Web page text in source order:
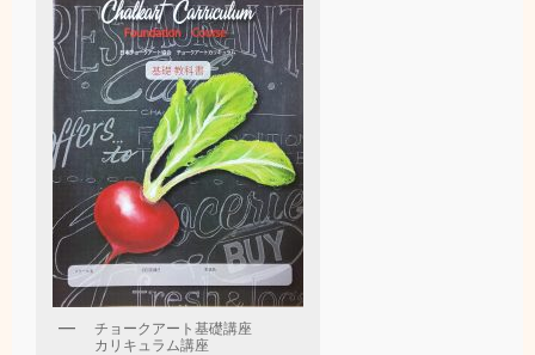
チョークアート基礎講座
カリキュラム講座